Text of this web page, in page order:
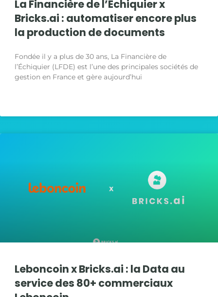
La Financière de l’Échiquier x
Bricks.ai : automatiser encore plus
la production de documents
Fondée il y a plus de 30 ans, La Financière de
l’Échiquier (LFDE) est l’une des principales sociétés de
gestion en France et gère aujourd’hui
Leboncoin x Bricks.ai : la Data au
service des 80+ commerciaux